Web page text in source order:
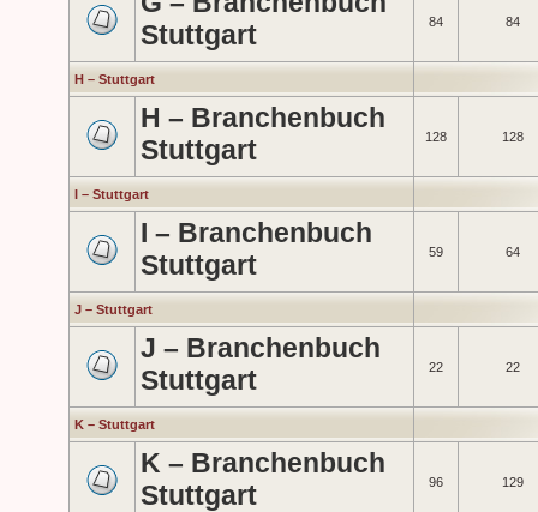
Stuttgart
84 84
H – Stuttgart
H – Branchenbuch
Stuttgart
128 128
I – Stuttgart
I – Branchenbuch
Stuttgart
59 64
J – Stuttgart
J – Branchenbuch
Stuttgart
22 22
K – Stuttgart
K – Branchenbuch
Stuttgart
96 129